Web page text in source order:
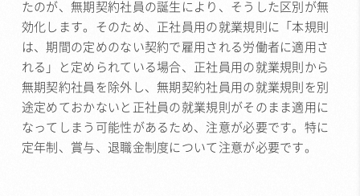
たのが、無期契約社員の誕生により、そうした区別が無
効化します。そのため、正社員用の就業規則に「本規則
は、期間の定めのない契約で雇用される労働者に適用さ
れる」と定められている場合、正社員用の就業規則から
無期契約社員を除外し、無期契約社員用の就業規則を別
途定めておかないと正社員の就業規則がそのまま適用に
なってしまう可能性があるため、注意が必要です。特に
定年制、賞与、退職金制度について注意が必要です。